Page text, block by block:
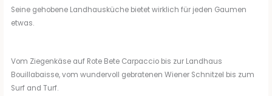
Seine gehobene Landhausküche bietet wirklich für jeden Gaumen
etwas.
Vom Ziegenkäse auf Rote Bete Carpaccio bis zur Landhaus
Bouillabaisse, vom wundervoll gebratenen Wiener Schnitzel bis zum
Surf and Turf.